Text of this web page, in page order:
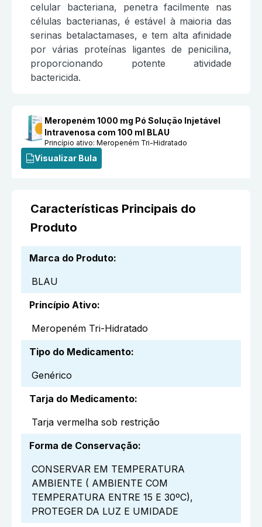
celular bacteriana, penetra facilmente nas
células bacterianas, é estável à maioria das
serinas betalactamases, e tem alta afinidade
por várias proteínas ligantes de penicilina,
proporcionando potente atividade
bactericida.
Meropeném 1000 mg Pó Solução Injetável
Intravenosa com 100 ml BLAU
Princípio ativo:Meropeném Tri-Hidratado
Visualizar Bula
Características Principais do
Produto
Marca do Produto:
BLAU
Princípio Ativo:
Meropeném Tri-Hidratado
Tipo do Medicamento:
Genérico
Tarja do Medicamento:
Tarja vermelha sob restrição
Forma de Conservação:
CONSERVAR EM TEMPERATURA
AMBIENTE ( AMBIENTE COM
TEMPERATURA ENTRE 15 E 30ºC),
PROTEGER DA LUZ E UMIDADE